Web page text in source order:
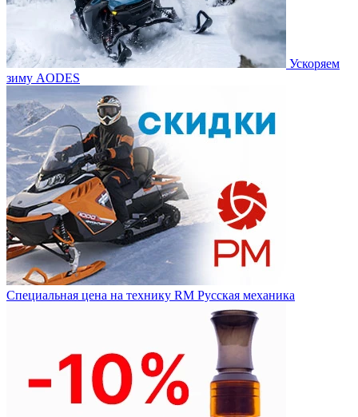
Ускоряем
зиму AODES
Специальная цена на технику RM Русская механика